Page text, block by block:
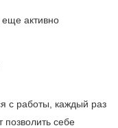
активно
с работы, каждый раз
позволить себе